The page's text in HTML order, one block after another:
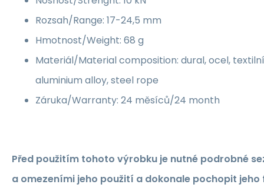
Rozsah/Range: 17-24,5 mm
Hmotnost/Weight: 68 g
Materiál/Material composition: dural, ocel,
aluminium alloy, steel rope
Záruka/Warranty: 24 měsíců/24 month
Před použitím tohoto výrobku je nutné podrobné
a omezeními jeho použití a dokonale pochopit jeho